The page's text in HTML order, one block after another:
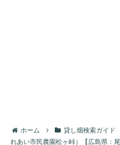
ホーム 貸し畑検索ガイド
れあい市民農園松ヶ峠）【広島県：